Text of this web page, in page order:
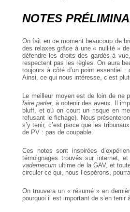
NOTES
On fait en ce moment beaucoup de
des relaxes grâce à une « nullité »
défendre les droits des gardés à
respectent pas les règles. On aura
toujours à côté d’un point essentiel :
Ainsi, ce qui nous intéresse, c’est
Le meilleur moyen est de loin de ne
faire parler, à obtenir des aveux. Il
bluff, et où on court un risque en
refusant le fichage). Nous
s’y tenir, c’est parce que les
de PV : pas de coupable.
Ces notes sont inspirées
témoignages trouvés sur internet,
vademecum ultime de la GAV, et
circuler ce qui, nous l’espérons,
On trouvera un « résumé » en
pourquoi il est important de s’en tenir